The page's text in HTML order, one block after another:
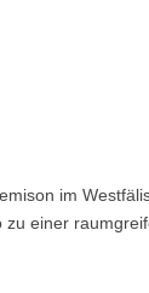
im
zu einer